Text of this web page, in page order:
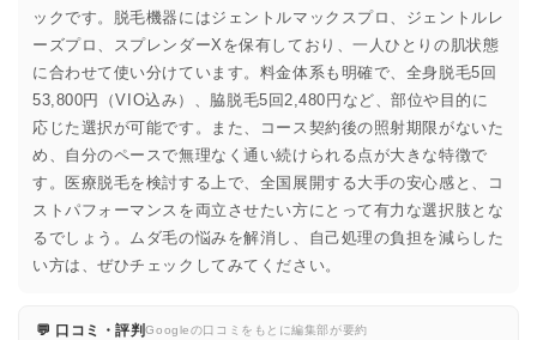
ックです。脱毛機器にはジェントルマックスプロ、ジェントルレ
ーズプロ、スプレンダーXを保有しており、一人ひとりの肌状態
に合わせて使い分けています。料金体系も明確で、全身脱毛5回
53,800円（VIO込み）、脇脱毛5回2,480円など、部位や目的に
応じた選択が可能です。また、コース契約後の照射期限がないた
め、自分のペースで無理なく通い続けられる点が大きな特徴で
す。医療脱毛を検討する上で、全国展開する大手の安心感と、コ
ストパフォーマンスを両立させたい方にとって有力な選択肢とな
るでしょう。ムダ毛の悩みを解消し、自己処理の負担を減らした
い方は、ぜひチェックしてみてください。
💬 口コミ・評判Googleの口コミをもとに編集部が要約